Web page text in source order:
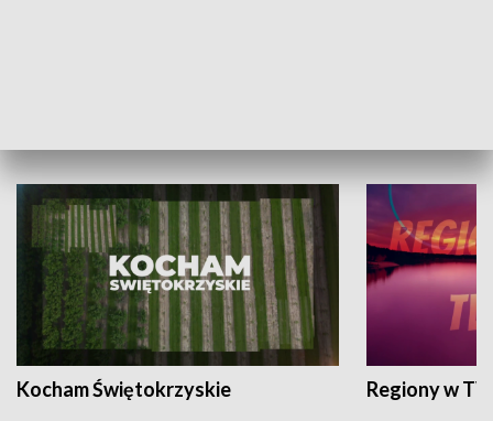
Kocham Świętokrzyskie Regiony w